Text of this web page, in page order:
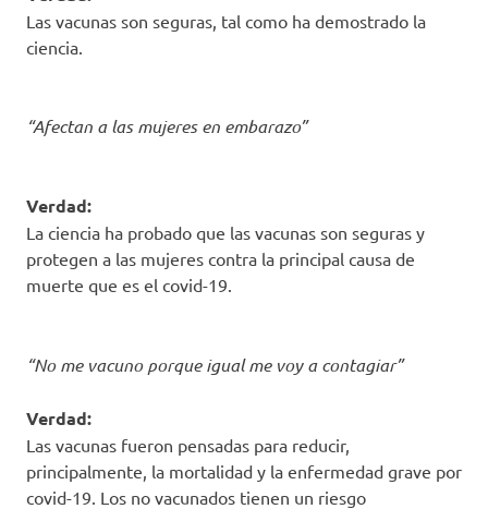
Las vacunas son seguras, tal como ha demostrado la
ciencia.
“Afectan a las mujeres en embarazo”
Verdad:
La ciencia ha probado que las vacunas son seguras y
protegen a las mujeres contra la principal causa de
muerte que es el covid-19.
“No me vacuno porque igual me voy a contagiar”
Verdad:
Las vacunas fueron pensadas para reducir,
principalmente, la mortalidad y la enfermedad grave por
covid-19. Los no vacunados tienen un riesgo